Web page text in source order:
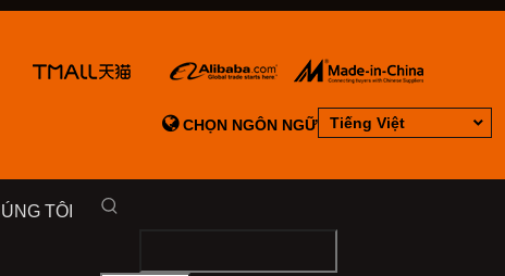
CHỌN NGÔN NGỮ Tiếng Việt
TÔI